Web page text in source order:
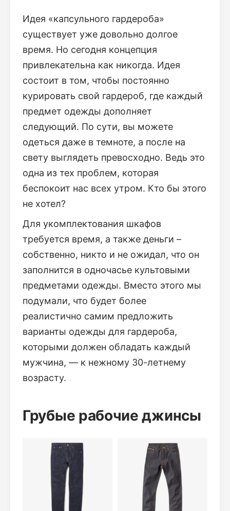
Идея «капсульного гардероба»
существует уже довольно долгое
время. Но сегодня концепция
привлекательна как никогда. Идея
состоит в том, чтобы постоянно
курировать свой гардероб, где каждый
предмет одежды дополняет
следующий. По сути, вы можете
одеться даже в темноте, а после на
свету выглядеть превосходно. Ведь это
одна из тех проблем, которая
беспокоит нас всех утром. Кто бы этого
не хотел?
Для укомплектования шкафов
требуется время, а также деньги –
собственно, никто и не ожидал, что он
заполнится в одночасье культовыми
предметами одежды. Вместо этого мы
подумали, что будет более
реалистично самим предложить
варианты одежды для гардероба,
которыми должен обладать каждый
мужчина, — к нежному 30-летнему
возрасту.
Грубые рабочие джинсы